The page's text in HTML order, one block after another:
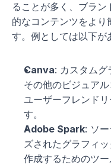
ることが多く、ブラ
的なコンテンツをより
す。例としては以下が
Canva: カスタムグ
その他のビジュア
ユーザーフレンド
す。
Adobe Spark: ソ
ズされたグラフィ
作成するためのツー